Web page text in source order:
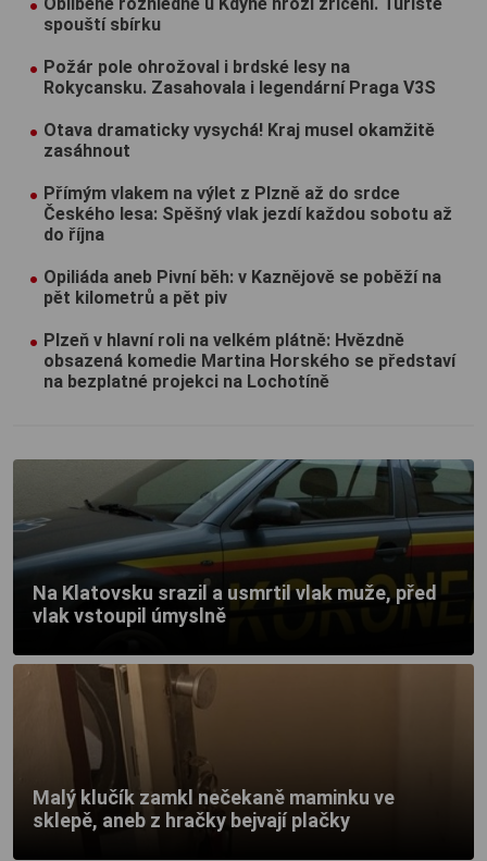
spouští sbírku
Požár pole ohrožoval i brdské lesy na
Rokycansku. Zasahovala i legendární Praga V3S
Otava dramaticky vysychá! Kraj musel okamžitě
zasáhnout
Přímým vlakem na výlet z Plzně až do srdce
Českého lesa: Spěšný vlak jezdí každou sobotu až
do října
Opiliáda aneb Pivní běh: v Kaznějově se poběží na
pět kilometrů a pět piv
Plzeň v hlavní roli na velkém plátně: Hvězdně
obsazená komedie Martina Horského se představí
na bezplatné projekci na Lochotíně
Na Klatovsku srazil a usmrtil vlak muže, před
vlak vstoupil úmyslně
Malý klučík zamkl nečekaně maminku ve
sklepě, aneb z hračky bejvají plačky